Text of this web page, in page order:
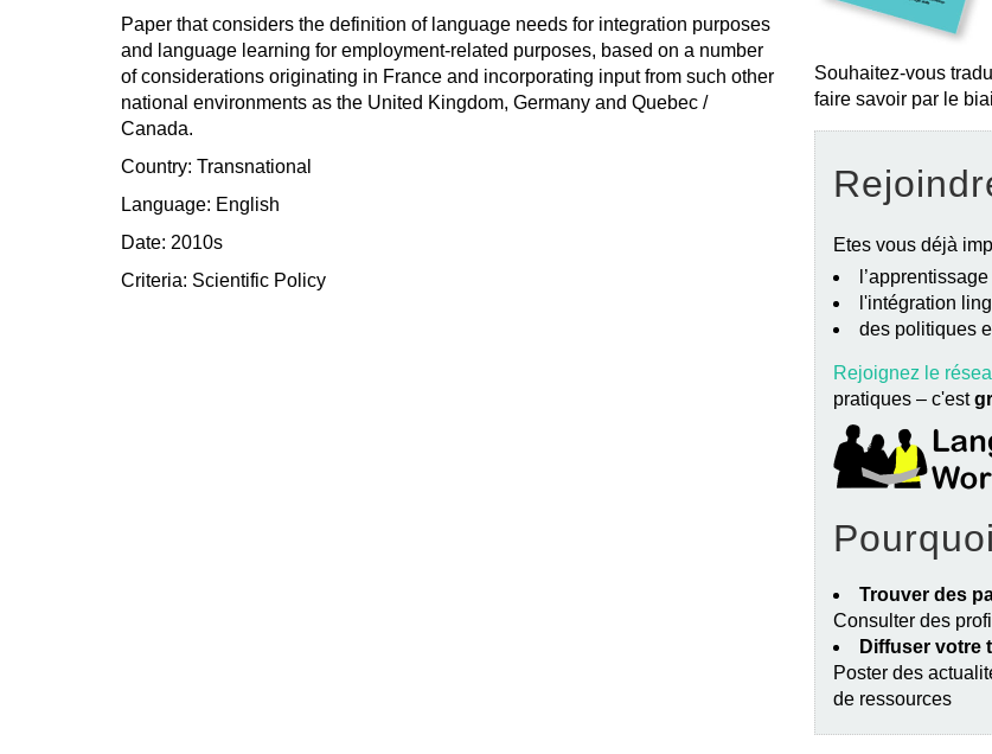
Paper that considers the definition of language needs for integration purposes
and language learning for employment-related purposes, based on a number
of considerations originating in France and incorporating input from such other
national environments as the United Kingdom, Germany and Quebec /
Canada.
Country: Transnational
Language: English
Date: 2010s
Criteria: Scientific Policy
Souhaitez-vous
faire savoir par le
Etes vous déjà
l'intégration
des politiques
Rejoignez le
pratiques – c'est
Trouver des
Consulter des
Diffuser votre
Poster des
de ressources